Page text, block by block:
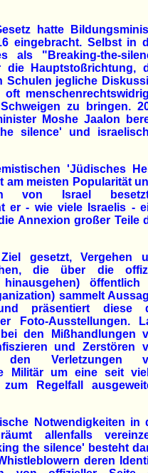
hatte
eingebracht. Selbst in
als "Breaking-the-
die Hauptstoßrichtung,
Schulen jegliche
zu bringen.
Moshe Jaalon
silence' und
'Jüdisches
am meisten Popularität
von Israel
er - wie viele Israelis -
Annexion großer Teile
gesetzt, Vergehen
die über die
öffentlich
sammelt
präsentiert diese
Foto-Ausstellungen.
den Mißhandlungen
und Zerstören
den Verletzungen
Militär um eine seit
Regelfall
Notwendigkeiten in
allenfalls
the silence' besteht
deren